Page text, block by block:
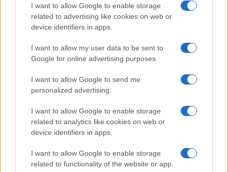
I want to allow Google to enable storage
related to advertising like cookies on web or
device identifiers in apps.
I want to allow my user data to be sent to
Google for online advertising purposes.
I want to allow Google to send me
personalized advertising.
I want to allow Google to enable storage
related to analytics like cookies on web or
device identifiers in apps.
I want to allow Google to enable storage
related to functionality of the website or app.
06/08/26 - 22:34
Marfin: Έφθασε στην Ελλάδα η 46χρονη κατηγορούμενη -
ΑΜΥΝΑ
06/08/26 - 22:26
ελληνικού σύγχρονου δασοπυροσβεστικού αεροσκάφους
ΑΜΥΝΑ
ΓΕΕΘΑ: Σοβαρές τουρκικές προκλήσεις στο Αιγαίο, με
οπλισμένα F-16, εμπλοκή, UAV και ATR-72!
ΕΛΛΑΔΑ
06/08/26 - 22:13
Κλήρωση Τζόκερ 3102 (6/8/2026): Αυτοί είναι οι τυχεροί